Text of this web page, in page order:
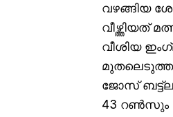
വഴങ്ങിയ
വീഴ്ത്തിയത്
വീശിയ
ജോസ്
43 റൺസും